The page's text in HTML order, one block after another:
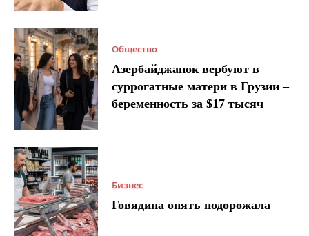
Общество
Азербайджанок вербуют в
суррогатные матери в Грузии –
беременность за $17 тысяч
Бизнес
Говядина опять подорожала